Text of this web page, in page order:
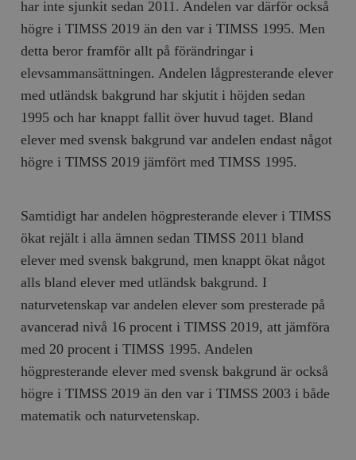
har inte sjunkit sedan 2011. Andelen var därför också
högre i TIMSS 2019 än den var i TIMSS 1995. Men
detta beror framför allt på förändringar i
elevsammansättningen. Andelen lågpresterande elever
med utländsk bakgrund har skjutit i höjden sedan
1995 och har knappt fallit över huvud taget. Bland
elever med svensk bakgrund var andelen endast något
högre i TIMSS 2019 jämfört med TIMSS 1995.
Samtidigt har andelen högpresterande elever i TIMSS
ökat rejält i alla ämnen sedan TIMSS 2011 bland
elever med svensk bakgrund, men knappt ökat något
alls bland elever med utländsk bakgrund. I
naturvetenskap var andelen elever som presterade på
avancerad nivå 16 procent i TIMSS 2019, att jämföra
med 20 procent i TIMSS 1995. Andelen
högpresterande elever med svensk bakgrund är också
högre i TIMSS 2019 än den var i TIMSS 2003 i både
matematik och naturvetenskap.